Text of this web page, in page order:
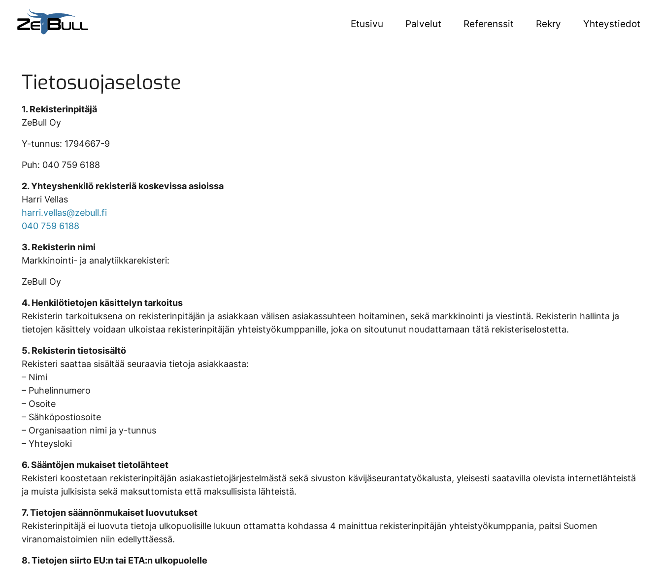
Etusivu Palvelut Referenssit Rekry Yhteystiedot
Tietosuojaseloste
1. Rekisterinpitäjä
ZeBull Oy
Y-tunnus: 1794667-9
Puh: 040 759 6188
2. Yhteyshenkilö rekisteriä koskevissa asioissa
Harri Vellas
harri.vellas@zebull.fi
040 759 6188
3. Rekisterin nimi
Markkinointi- ja analytiikkarekisteri:
ZeBull Oy
4. Henkilötietojen käsittelyn tarkoitus
Rekisterin tarkoituksena on rekisterinpitäjän ja asiakkaan välisen asiakassuhteen hoitaminen, sekä markkinointi ja viestintä. Rekisterin hallinta ja
tietojen käsittely voidaan ulkoistaa rekisterinpitäjän yhteistyökumppanille, joka on sitoutunut noudattamaan tätä rekisteriselostetta.
5. Rekisterin tietosisältö
Rekisteri saattaa sisältää seuraavia tietoja asiakkaasta:
– Nimi
– Puhelinnumero
– Osoite
– Sähköpostiosoite
– Organisaation nimi ja y-tunnus
– Yhteysloki
6. Sääntöjen mukaiset tietolähteet
Rekisteri koostetaan rekisterinpitäjän asiakastietojärjestelmästä sekä sivuston kävijäseurantatyökalusta, yleisesti saatavilla olevista internetlähteistä
ja muista julkisista sekä maksuttomista että maksullisista lähteistä.
7. Tietojen säännönmukaiset luovutukset
Rekisterinpitäjä ei luovuta tietoja ulkopuolisille lukuun ottamatta kohdassa 4 mainittua rekisterinpitäjän yhteistyökumppania, paitsi Suomen
viranomaistoimien niin edellyttäessä.
8. Tietojen siirto EU:n tai ETA:n ulkopuolelle